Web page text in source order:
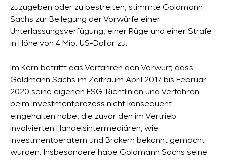
zuzugeben oder zu bestreiten, stimmte Goldmann
Sachs zur Beilegung der Vorwürfe einer
Unterlassungsverfügung, einer Rüge und einer Strafe
in Höhe von 4 Mio. US-Dollar zu.
Im Kern betrifft das Verfahren den Vorwurf, dass
Goldmann Sachs im Zeitraum April 2017 bis Februar
2020 seine eigenen ESG-Richtlinien und Verfahren
beim Investmentprozess nicht konsequent
eingehalten habe, die zuvor den im Vertrieb
involvierten Handelsintermediären, wie
Investmentberatern und Brokern bekannt gemacht
wurden. Insbesondere habe Goldmann Sachs seine